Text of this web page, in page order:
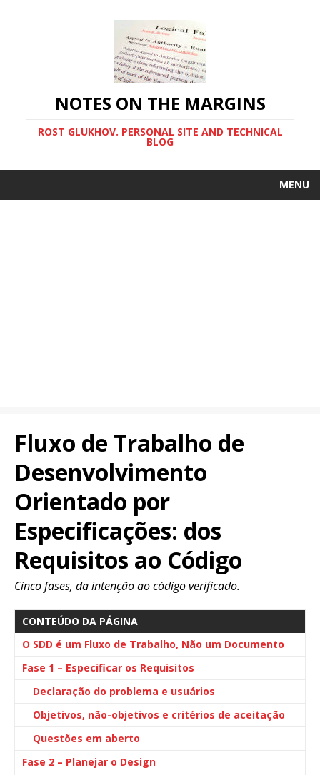
NOTES ON THE MARGINS
ROST GLUKHOV. PERSONAL SITE AND TECHNICAL
BLOG
MENU
Fluxo de Trabalho de
Desenvolvimento
Orientado por
Especificações: dos
Requisitos ao Código
Cinco fases, da intenção ao código verificado.
CONTEÚDO DA PÁGINA
O SDD é um Fluxo de Trabalho, Não um Documento
Fase 1 – Especificar os Requisitos
Declaração do problema e usuários
Objetivos, não-objetivos e critérios de aceitação
Questões em aberto
Fase 2 – Planejar o Design